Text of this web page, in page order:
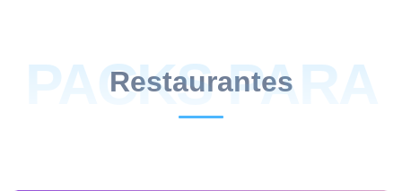
Restaurantes
PACKS PARA